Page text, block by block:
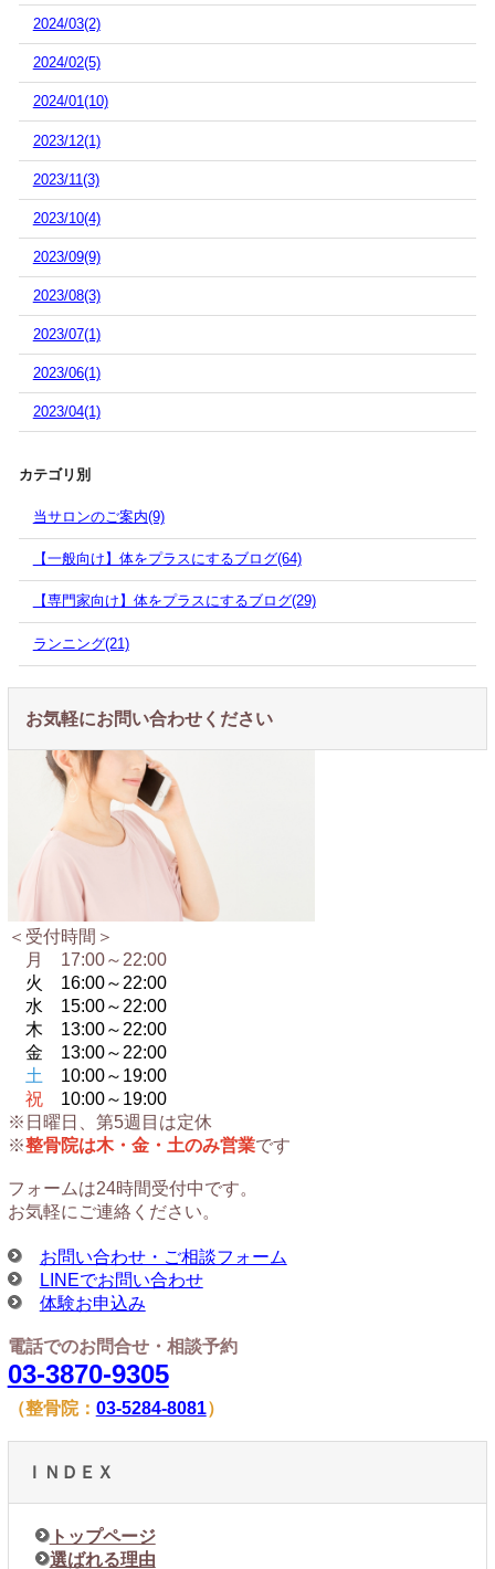
2024/03(2)
2024/02(5)
2024/01(10)
2023/12(1)
2023/11(3)
2023/10(4)
2023/09(9)
2023/08(3)
2023/07(1)
2023/06(1)
2023/04(1)
カテゴリ別
当サロンのご案内(9)
【一般向け】体をプラスにするブログ(64)
【専門家向け】体をプラスにするブログ(29)
ランニング(21)
お気軽にお問い合わせください
＜受付時間＞
月 17:00～22:00
火 16:00～ 22:00
水 15:00～ 22:00
木 13:00～ 22:00
金 13:00～ 22:00
土
10:00～19:00
祝10:00～19:00
※日曜日、第5週目は定休
※整骨院は木・金・土のみ営業です
フォームは24時間受付中です。
お気軽にご連絡ください。
お問い合わせ・ご相談フォーム
LINEでお問い合わせ
体験お申込み
電話でのお問合せ・相談予約
03-3870-9305
（整骨院： 03-5284-8081）
ＩＮＤＥＸ
トップページ
選ばれる理由